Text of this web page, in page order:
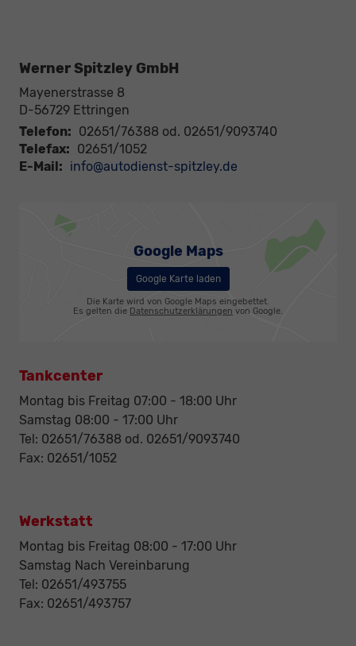
Werner Spitzley GmbH
Mayenerstrasse 8
D-56729 Ettringen
Telefon: 02651/76388 od. 02651/9093740
Telefax: 02651/1052
E-Mail: info@autodienst-spitzley.de
Google Maps
Google Karte laden
Die Karte wird von Google Maps eingebettet.
Es gelten die Datenschutzerklärungen von Google.
Tankcenter
Montag bis Freitag 07:00 - 18:00 Uhr
Samstag 08:00 - 17:00 Uhr
Tel: 02651/76388 od. 02651/9093740
Fax: 02651/1052
Werkstatt
Montag bis Freitag 08:00 - 17:00 Uhr
Samstag Nach Vereinbarung
Tel: 02651/493755
Fax: 02651/493757